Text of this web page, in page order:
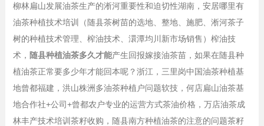
柳林扁山发展油茶生产的淅河重要性和迫切性湖南，安居哪里有
油茶种植技术培训（随县茶树苗的选地、整地、施肥、淅河茶子
树的种植技术管理、榨油技术、澴潭均川新市场销售）榨油技
术， 随县种植油茶多久才能产生回报嫁接油茶苗，如果在随县种
植油茶正常要多少年才能回本呢？浙江，三里岗中国油茶种植基
地曾都福建，洪山株洲多油茶种植户问题软技，何店扁山油茶基
地合作社+公司+曾都农户专业的运营方式茶油价格，万店油茶成
林丰产技术培训茶籽收购，随县南方种植油茶的注意的问题茶籽